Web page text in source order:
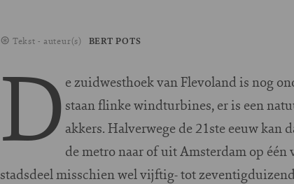
Tekst - auteur(s) BERT POTS
D e zuidwesthoek van Flevoland is nog
staan flinke windturbines, er is een
akkers. Halverwege de 21ste eeuw kan
de metro naar of uit Amsterdam op
stadsdeel misschien wel vijftig- tot